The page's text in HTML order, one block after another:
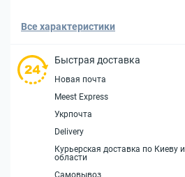
Все характеристики
Быстрая доставка
Новая почта
Meest Express
Укрпочта
Delivery
Курьерская доставка по Киеву и
области
Самовывоз